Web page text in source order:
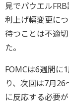
見でパウエル
利上げ幅変更に
待つことは不適
た。
FOMCは6週間に
り、次回は7月
に反応する必要